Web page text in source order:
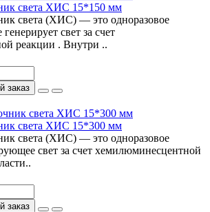
света ХИС 15*150 мм
света (ХИС) — это одноразовое
свет за счет
реакции . Внутри ..
заказ
света ХИС 15*300 мм
света (ХИС) — это одноразовое
свет за счет хемилюминесцентной
заказ